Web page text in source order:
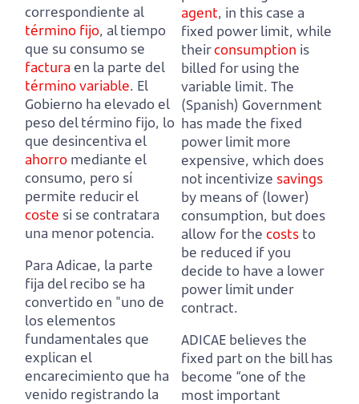
correspondiente al
término fijo, al tiempo
que su consumo se
factura en la parte del
término variable. El
Gobierno ha elevado el
peso del término fijo, lo
que desincentiva el
ahorro mediante el
consumo, pero sí
permite reducir el
coste si se contratara
una menor potencia.
Para Adicae, la parte
fija del recibo se ha
convertido en "uno de
los elementos
fundamentales que
explican el
encarecimiento que ha
venido registrando la
agent, in this case a
fixed power limit, while
theirconsumption is
billed for using the
variable limit. The
(Spanish) Government
has made the fixed
power limit more
expensive, which does
not incentivize savings
by means of (lower)
consumption, but does
allow for the costs to
be reduced if you
decide to have a lower
power limit under
contract.
ADICAE believes the
fixed part on the bill has
become “one of the
most important